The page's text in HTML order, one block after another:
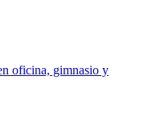
oficina, gimnasio y